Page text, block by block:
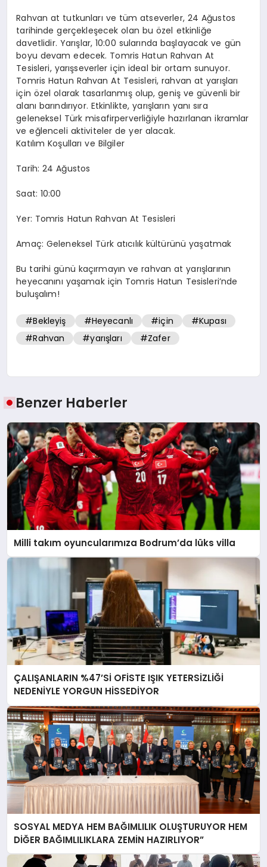
Rahvan at tutkunları ve tüm atseverler, 24 Ağustos
tarihinde gerçekleşecek olan bu özel etkinliğe
davetlidir. Yarışlar, 10:00 sularında başlayacak ve gün
boyu devam edecek. Tomris Hatun Rahvan At
Tesisleri, yarışseverler için ideal bir ortam sunuyor.
Tomris Hatun Rahvan At Tesisleri, rahvan at yarışları
için özel olarak tasarlanmış olup, geniş ve güvenli bir
alanı barındırıyor. Etkinlikte, yarışların yanı sıra
geleneksel Türk misafirperverliğiyle hazırlanan ikramlar
ve eğlenceli aktiviteler de yer alacak.
Katılım Koşulları ve Bilgiler
Tarih: 24 Ağustos
Saat: 10:00
Yer: Tomris Hatun Rahvan At Tesisleri
Amaç: Geleneksel Türk atıcılık kültürünü yaşatmak
Bu tarihi günü kaçırmayın ve rahvan at yarışlarının
heyecanını yaşamak için Tomris Hatun Tesisleri’nde
buluşalım!
#Bekleyiş #Heyecanlı #için
#Kupası
#Rahvan
#yarışları #Zafer
Benzer Haberler
Milli takım oyuncularımıza Bodrum’da lüks villa
ÇALIŞANLARIN %47’Sİ OFİSTE IŞIK YETERSİZLİĞİ
NEDENİYLE YORGUN HİSSEDİYOR
SOSYAL MEDYA HEM BAĞIMLILIK OLUŞTURUYOR HEM
DİĞER BAĞIMLILIKLARA ZEMİN HAZIRLIYOR”